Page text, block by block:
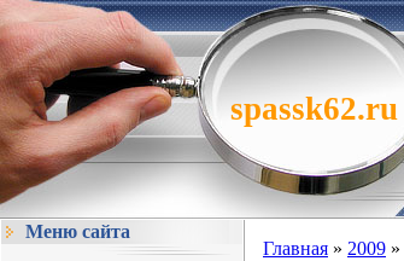
spassk62.ru
Меню сайта
Главная » 2009 »